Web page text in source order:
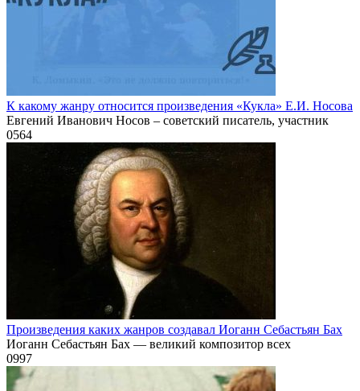
К какому жанру относится произведения «Кукла» Е.И. Носова
Евгений Иванович Носов – советский писатель, участник
0564
Произведения каких жанров создавал Иоганн Себастьян Бах
Иоганн Себастьян Бах — великий композитор всех
0997